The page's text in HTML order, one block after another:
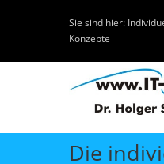
Sie sind hier:
Konzepte
Die